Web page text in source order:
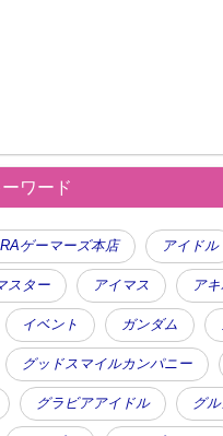
ワード
ゲーマーズ本店 アイドル
スター アイマス ア
イベント ガンダム
グッドスマイルカンパニー
グラビアアイドル グ